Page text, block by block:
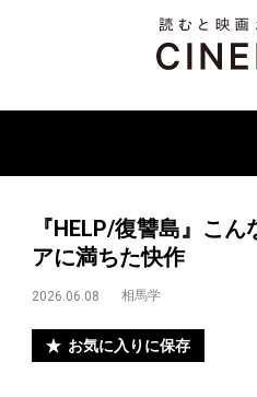
『HELP/復讐島』こ
アに満ちた快作
2026.06.08 相馬学
お気に入りに保存